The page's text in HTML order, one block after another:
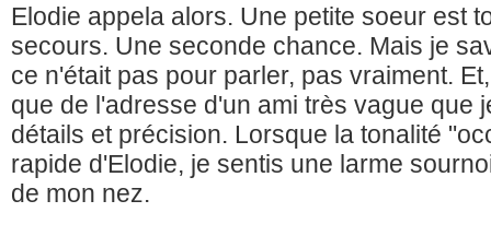
Elodie appela alors. Une petite soeur est
secours. Une seconde chance. Mais je
ce n'était pas pour parler, pas vraiment.
que de l'adresse d'un ami très vague que
détails et précision. Lorsque la tonalité
rapide d'Elodie, je sentis une larme
de mon nez.